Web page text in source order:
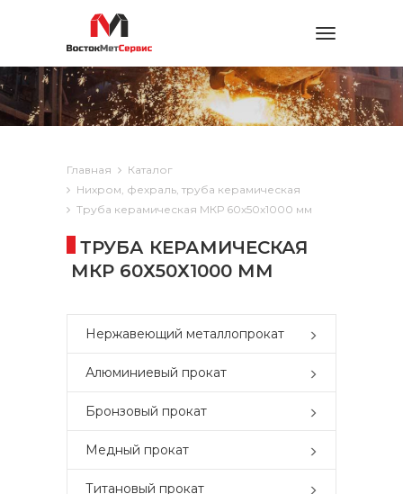
Toggle
Главная
Каталог
Нихром, фехраль, труба керамическая
Труба керамическая МКР 60х50х1000 мм
ТРУБА КЕРАМИЧЕСКАЯ
МКР 60Х50Х1000 ММ
Нержавеющий металлопрокат
Алюминиевый прокат
Бронзовый прокат
Медный прокат
Титановый прокат